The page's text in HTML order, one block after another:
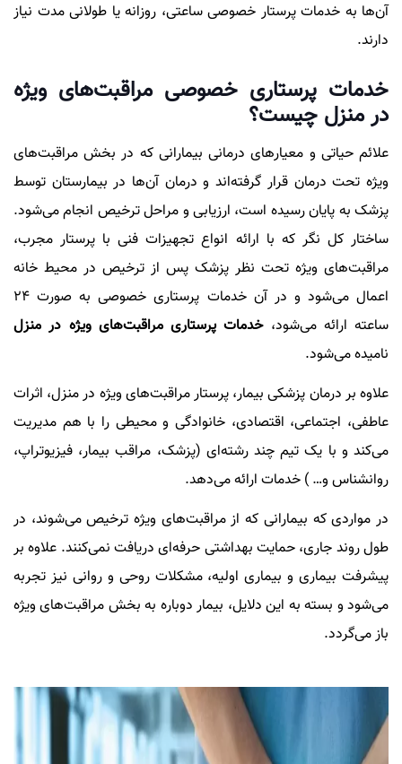
آن‌ها به خدمات پرستار خصوصی ساعتی، روزانه یا طولانی مدت نیاز
دارند.
خدمات پرستاری خصوصی مراقبت‌های ویژه
در منزل چیست؟
علائم حیاتی و معیار‌های درمانی بیمارانی که در بخش مراقبت‌های
ویژه تحت درمان قرار گرفته‌اند و درمان آن‌ها در بیمارستان توسط
پزشک به پایان رسیده است، ارزیابی و مراحل ترخیص انجام می‌شود.
ساختار کل نگر که با ارائه انواع تجهیزات فنی با پرستار مجرب،
مراقبت‌های ویژه تحت نظر پزشک پس از ترخیص در محیط خانه
اعمال می‌شود و در آن خدمات پرستاری خصوصی به صورت ۲۴
ساعته ارائه می‌شود،خدمات پرستاری مراقبت‌های ویژه در منزل
نامیده می‌شود.
علاوه بر درمان پزشکی بیمار، پرستار مراقبت‌های ویژه در منزل، اثرات
عاطفی، اجتماعی، اقتصادی، خانوادگی و محیطی را با هم مدیریت
می‌کند و با یک تیم چند رشته‌ای (پزشک، مراقب بیمار، فیزیوتراپ،
روانشناس و… ) خدمات ارائه می‌دهد.
در مواردی که بیمارانی که از مراقبت‌های ویژه ترخیص می‌شوند، در
طول روند جاری، حمایت بهداشتی حرفه‌ای دریافت نمی‌کنند. علاوه بر
پیشرفت بیماری و بیماری اولیه، مشکلات روحی و روانی نیز تجربه
می‌شود و بسته به این دلایل، بیمار دوباره به بخش مراقبت‌های ویژه
باز می‌گردد.